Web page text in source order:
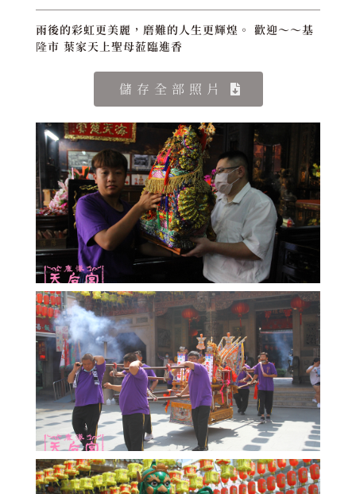
雨後的彩虹更美麗，磨難的人生更輝煌。 歡迎～～基
隆市 葉家天上聖母蒞臨進香
儲存全部照片